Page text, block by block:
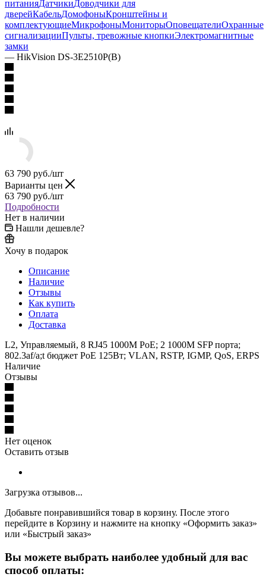
питанияДатчикиДоводчики для
дверейКабельДомофоныКронштейны и
комплектующиеМикрофоныМониторыОповещателиОхранные
сигнализацииПульты, тревожные кнопкиЭлектромагнитные
замки
— HikVision DS-3E2510P(B)
63 790 руб./шт
Варианты цен
63 790 руб./шт
Подробности
Нет в наличии
Нашли дешевле?
Хочу в подарок
Описание
Наличие
Отзывы
Как купить
Оплата
Доставка
L2, Управляемый, 8 RJ45 1000M PoE; 2 1000M SFP порта;
802.3af/a;t бюджет PoE 125Вт; VLAN, RSTP, IGMP, QoS, ERPS
Наличие
Отзывы
Нет оценок
Оставить отзыв
Загрузка отзывов...
Добавьте понравившийся товар в корзину. После этого
перейдите в Корзину и нажмите на кнопку «Оформить заказ»
или «Быстрый заказ»
Вы можете выбрать наиболее удобный для вас
способ оплаты: